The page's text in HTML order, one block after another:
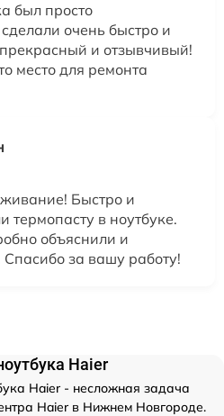
был просто
очень быстро и
и отзывчивый!
место для ремонта
Быстро и
термопасту в ноутбуке.
объяснили и
за вашу работу!
Haier
Haier - несложная задача
Haier в Нижнем Новгороде.